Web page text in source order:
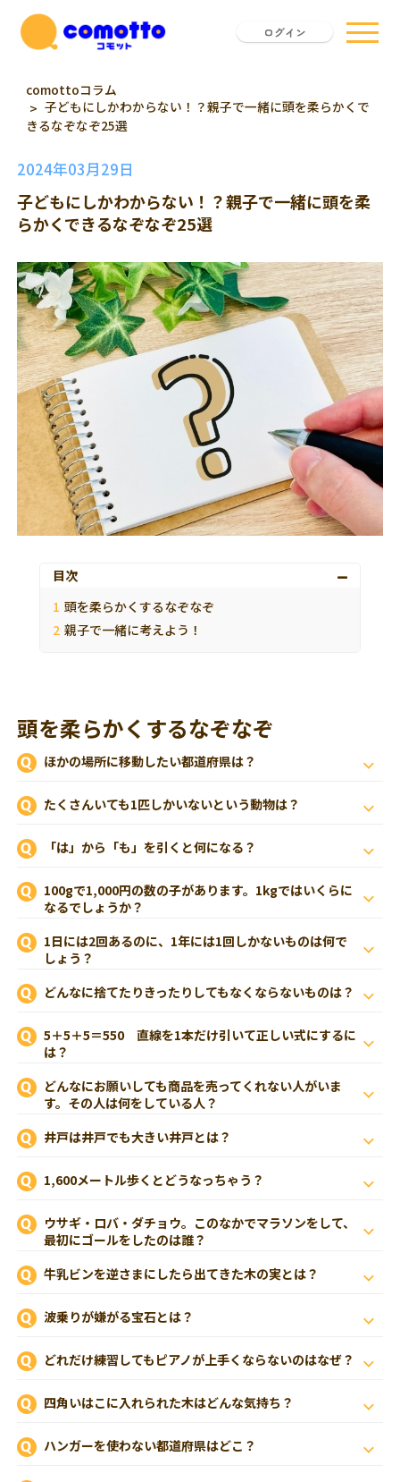
ログイン
comottoコラム
子どもにしかわからない！？親子で一緒に頭を柔らかくで
きるなぞなぞ25選
2024年03月29日
子どもにしかわからない！？親子で一緒に頭を柔
らかくできるなぞなぞ25選
目次
頭を柔らかくするなぞなぞ
親子で一緒に考えよう！
頭を柔らかくするなぞなぞ
ほかの場所に移動したい都道府県は？
たくさんいても1匹しかいないという動物は？
「は」から「も」を引くと何になる？
100gで1,000円の数の子があります。1kgではいくらに
なるでしょうか？
1日には2回あるのに、1年には1回しかないものは何で
しょう？
どんなに捨てたりきったりしてもなくならないものは？
5＋5＋5＝550 直線を1本だけ引いて正しい式にするに
は？
どんなにお願いしても商品を売ってくれない人がいま
す。その人は何をしている人？
井戸は井戸でも大きい井戸とは？
1,600メートル歩くとどうなっちゃう？
ウサギ・ロバ・ダチョウ。このなかでマラソンをして、
最初にゴールをしたのは誰？
牛乳ビンを逆さまにしたら出てきた木の実とは？
波乗りが嫌がる宝石とは？
どれだけ練習してもピアノが上手くならないのはなぜ？
四角いはこに入れられた木はどんな気持ち？
ハンガーを使わない都道府県はどこ？